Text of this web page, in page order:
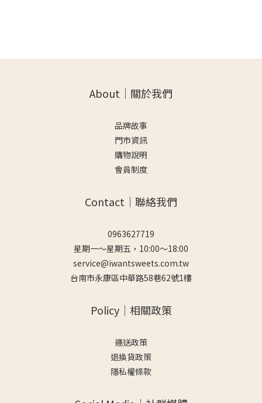
About｜關於我們
品牌故事
門市資訊
購物說明
會員制度
Contact｜聯絡我們
0963627719
星期一～星期五，10:00～18:00
service@iwantsweets.com.tw
台南市永康區中華路58巷62號1樓
Policy｜相關政策
運送政策
退換貨政策
隱私權條款